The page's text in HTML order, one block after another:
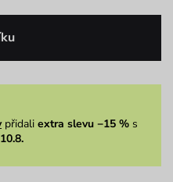
přidali extra slevu −15 %s